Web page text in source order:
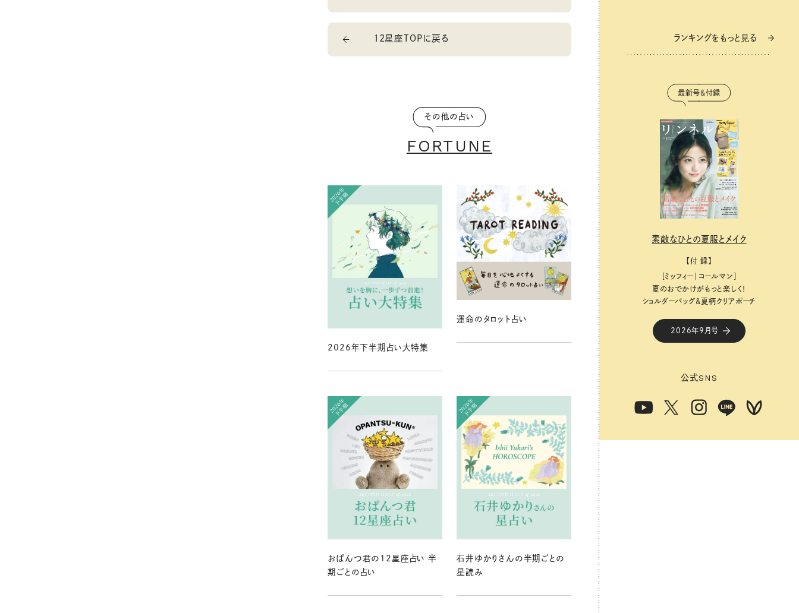
12星座TOPに戻る
その他の占い
FORTUNE
2026年下半期占い大特集
運命のタロット占い
おぱんつ君の12星座占い 半
期ごとの占い
石井ゆかりさんの半期ごとの
星読み
ランキングをもっと見る
最新号＆付録
素敵なひとの夏服とメイク
【付 録】
［ミッフィー｜コールマン］
夏のおでかけがもっと楽しく！
ショルダーバッグ&夏柄クリアポーチ
2026年9月号
公式SNS